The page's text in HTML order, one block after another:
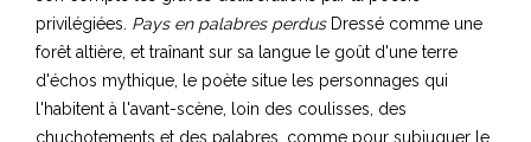
privilégiées. Pays en palabres perdusDressé comme une
forêt altière, et traînant sur sa langue le goût d'une terre
d'échos mythique, le poète situe les personnages qui
l'habitent à l'avant-scène, loin des coulisses, des
chuchotements et des palabres, comme pour subjuguer le